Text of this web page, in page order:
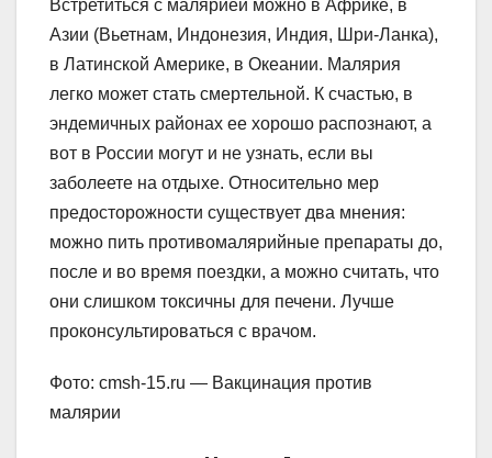
Встретиться с малярией можно в Африке, в
Азии (Вьетнам, Индонезия, Индия, Шри-Ланка),
в Латинской Америке, в Океании. Малярия
легко может стать смертельной. К счастью, в
эндемичных районах ее хорошо распознают, а
вот в России могут и не узнать, если вы
заболеете на отдыхе. Относительно мер
предосторожности существует два мнения:
можно пить противомалярийные препараты до,
после и во время поездки, а можно считать, что
они слишком токсичны для печени. Лучше
проконсультироваться с врачом.
Фото: cmsh-15.ru — Вакцинация против
малярии